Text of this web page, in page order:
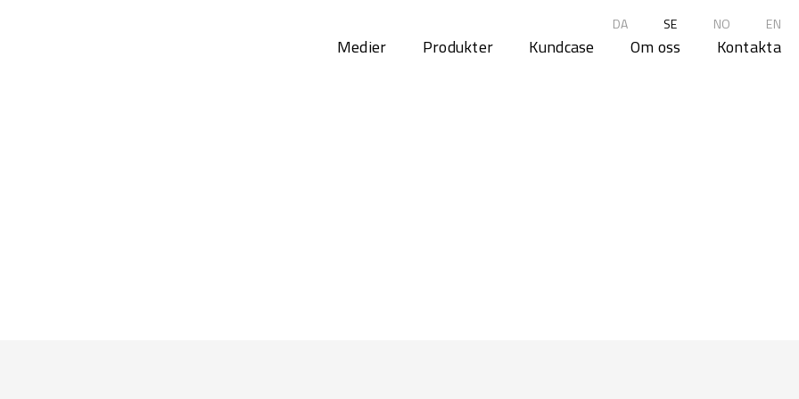
DA SE NO EN
Medier Produkter Kundcase Om oss Kontakta